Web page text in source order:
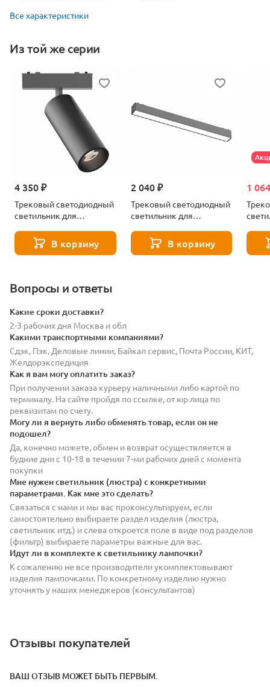
Все характеристики
Из той же серии
4 350 ₽
Трековый светодиодный
светильник для
шинопровода ST Luce
SKYFLAT ST677.436.18
В корзину
2 040 ₽
Трековый светодиодный
светильник для
шинопровода ST Luce
SKYFLAT ST674.436.15
В корзину
1
Вопросы и ответы
Какие сроки доставки?
2-3 рабочих дня Москва и обл
Какими транспортными компаниями?
Сдэк, Пэк, Деловые линии, Байкал сервис, Почта России, КИТ,
Желдорэкспедиция
Как я вам могу оплатить заказ?
При получении заказа курьеру наличными либо картой по
терминалу. На сайте пройдя по ссылке, от юр лица по
реквизитам по счету.
Могу ли я вернуть либо обменять товар, если он не
подошел?
Да, конечно можете, обмен и возврат осуществляется в
будние дни с 10-18 в течении 7-ми рабочих дней с момента
покупки
Мне нужен светильник (люстра) с конкретными
параметрами. Как мне это сделать?
Связаться с нами и мы вас проконсультируем, если
самостоятельно выбираете раздел изделия (люстра,
светильник итд.) и слева откроется поле в виде под разделов
(фильтр) выбираете параметры важные для вас.
Идут ли в комплекте к светильнику лампочки?
К сожалению не все производители укомплектовывают
изделия лампочками. По конкретному изделию нужно
уточнять у наших менеджеров (консультантов)
Отзывы покупателей
ВАШ ОТЗЫВ МОЖЕТ БЫТЬ ПЕРВЫМ.